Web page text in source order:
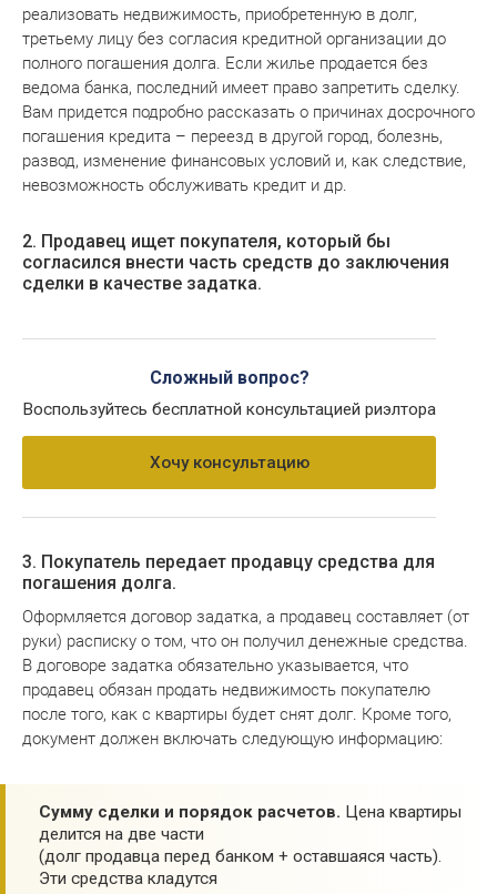
реализовать недвижимость, приобретенную в долг,
третьему лицу без согласия кредитной организации до
полного погашения долга. Если жилье продается без
ведома банка, последний имеет право запретить сделку.
Вам придется подробно рассказать о причинах досрочного
погашения кредита – переезд в другой город, болезнь,
развод, изменение финансовых условий и, как следствие,
невозможность обслуживать кредит и др.
2. Продавец ищет покупателя, который бы
согласился внести часть средств до заключения
сделки в качестве задатка.
Сложный вопрос?
Воспользуйтесь бесплатной консультацией риэлтора
Хочу консультацию
3. Покупатель передает продавцу средства для
погашения долга.
Оформляется договор задатка, а продавец составляет (от
руки) расписку о том, что он получил денежные средства.
В договоре задатка обязательно указывается, что
продавец обязан продать недвижимость покупателю
после того, как с квартиры будет снят долг. Кроме того,
документ должен включать следующую информацию:
Сумму сделки и порядок расчетов. Цена квартиры
делится на две части
(долг продавца перед банком + оставшаяся часть).
Эти средства кладутся